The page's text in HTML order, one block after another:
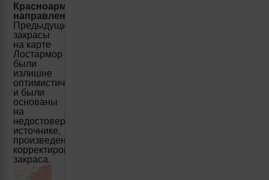
Красноармейское(Покровское)
направление:
Предыдущие
закрасы
на карте
Лостармор
были
излишне
оптимистичными
и были
основаны
на
недостоверном
источнике,
произведена
корректировка
закраса.